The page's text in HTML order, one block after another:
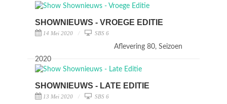
SHOWNIEUWS - VROEGE EDITIE
14 Mei 2020 SBS 6
Aflevering 80, Seizoen
2020
SHOWNIEUWS - LATE EDITIE
13 Mei 2020 SBS 6